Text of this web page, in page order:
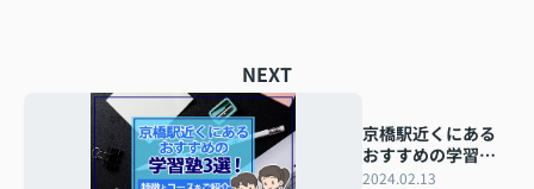
NEXT
京橋駅近くにある
おすすめの学習塾3
選！特徴とコース
2024.02.13